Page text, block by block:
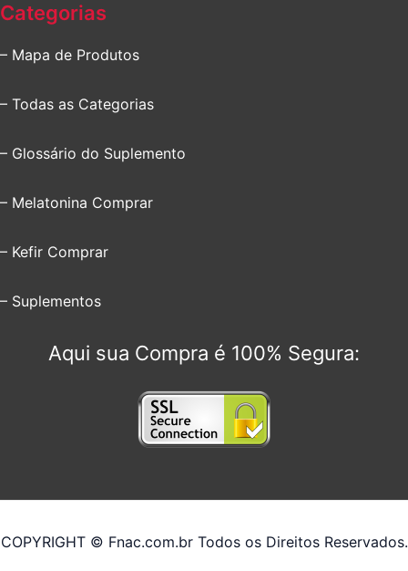
Categorias
– Mapa de Produtos
– Todas as Categorias
– Glossário do Suplemento
– Melatonina Comprar
– Kefir Comprar
– Suplementos
Aqui sua Compra é 100% Segura:
COPYRIGHT © Fnac.com.br Todos os Direitos Reservados.